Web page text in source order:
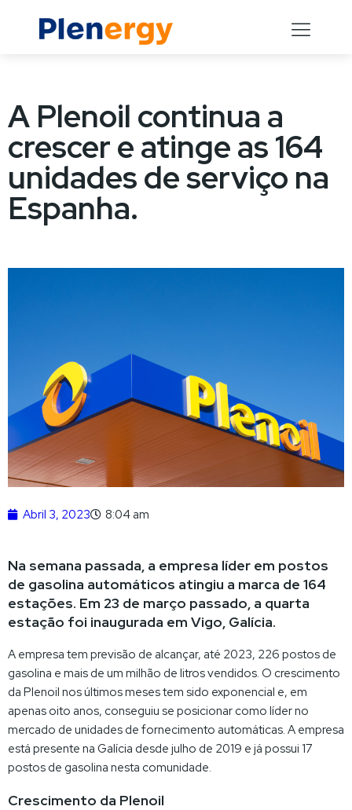
A Plenoil continua a
crescer e atinge as 164
unidades de serviço na
Espanha.
Abril 3, 2023 8:04 am
Na semana passada, a empresa líder em postos
de gasolina automáticos atingiu a marca de 164
estações. Em 23 de março passado, a quarta
estação foi inaugurada em Vigo, Galícia.
A empresa tem previsão de alcançar, até 2023, 226 postos de
gasolina e mais de um milhão de litros vendidos. O crescimento
da Plenoil nos últimos meses tem sido exponencial e, em
apenas oito anos, conseguiu se posicionar como líder no
mercado de unidades de fornecimento automáticas. A empresa
está presente na Galícia desde julho de 2019 e já possui 17
postos de gasolina nesta comunidade.
Crescimento da Plenoil